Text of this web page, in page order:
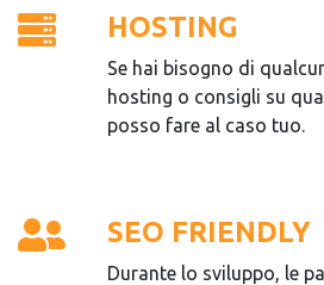
HOSTING
Se hai bisogno di
hosting o consigli su
posso fare al caso tuo.
SEO FRIENDLY
Durante lo sviluppo, le